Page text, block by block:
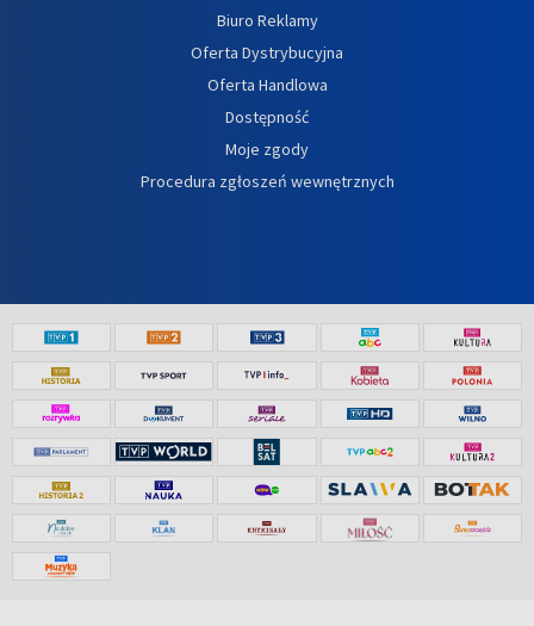
Biuro Reklamy
Oferta Dystrybucyjna
Oferta Handlowa
Dostępność
Moje zgody
Procedura zgłoszeń wewnętrznych